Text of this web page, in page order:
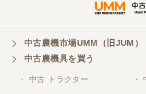
対応も、よくしてくれ
三重県／山本
対応ありがとうございま
中古農機市場UMM（旧JUM）
中古農機具を買う
・ 中古 トラクター ・